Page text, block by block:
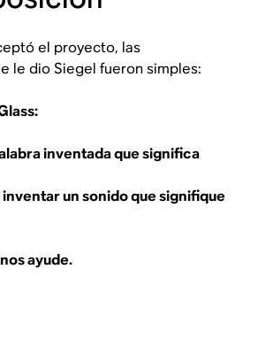
el proyecto, las
le dio Siegel fueron simples:
inventada que significa
un sonido que signifique
ayude.